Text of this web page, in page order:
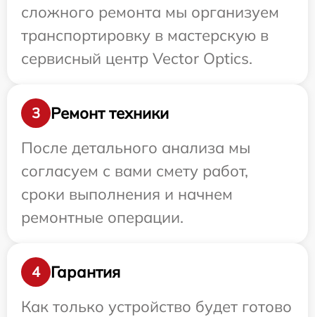
сложного ремонта мы организуем
транспортировку в мастерскую в
сервисный центр Vector Optics.
3
Ремонт техники
После детального анализа мы
согласуем с вами смету работ,
сроки выполнения и начнем
ремонтные операции.
4
Гарантия
Как только устройство будет готово